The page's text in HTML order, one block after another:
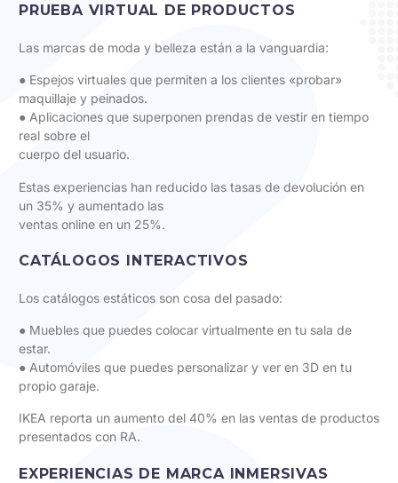
PRUEBA VIRTUAL DE PRODUCTOS
Las marcas de moda y belleza están a la vanguardia:
● Espejos virtuales que permiten a los clientes «probar»
maquillaje y peinados.
● Aplicaciones que superponen prendas de vestir en tiempo
real sobre el
cuerpo del usuario.
Estas experiencias han reducido las tasas de devolución en
un 35% y aumentado las
ventas online en un 25%.
CATÁLOGOS INTERACTIVOS
Los catálogos estáticos son cosa del pasado:
● Muebles que puedes colocar virtualmente en tu sala de
estar.
● Automóviles que puedes personalizar y ver en 3D en tu
propio garaje.
IKEA reporta un aumento del 40% en las ventas de productos
presentados con RA.
EXPERIENCIAS DE MARCA INMERSIVAS